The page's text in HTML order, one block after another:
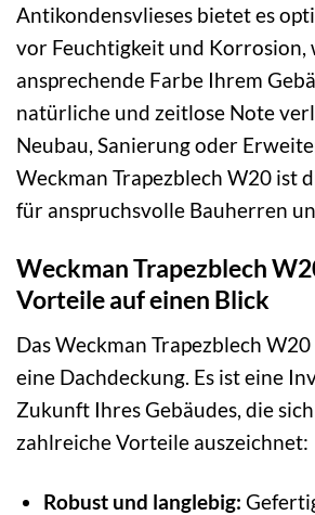
Antikondensvlieses bietet es
vor Feuchtigkeit und Korrosion,
ansprechende Farbe Ihrem
natürliche und zeitlose Note
Neubau, Sanierung oder
Weckman Trapezblech W20 ist
für anspruchsvolle Bauherren
Weckman Trapezblech
Vorteile auf einen Blick
Das Weckman Trapezblech
eine Dachdeckung. Es ist eine
Zukunft Ihres Gebäudes, die
zahlreiche Vorteile auszeichnet:
Robust und langlebig: